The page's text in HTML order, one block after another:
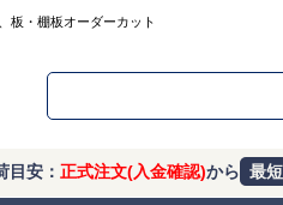
板・棚板オーダーカット
目安： 正式注文(入金確認)から 最短